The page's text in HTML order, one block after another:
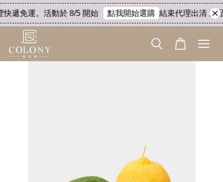
遞免運。活動於 8/5 開始 點我開始選購 結束代理出清 產